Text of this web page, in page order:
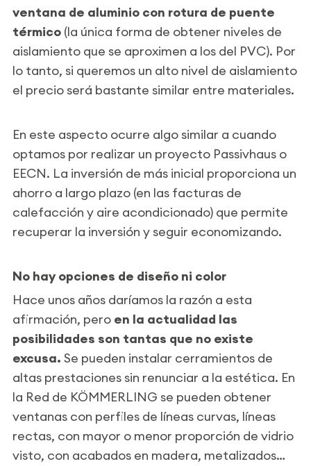
ventana de aluminio con rotura de puente
térmico(la única forma de obtener niveles de
aislamiento que se aproximen a los del PVC). Por
lo tanto, si queremos un alto nivel de aislamiento
el precio será bastante similar entre materiales.
En este aspecto ocurre algo similar a cuando
optamos por realizar un proyecto Passivhaus o
EECN. La inversión de más inicial proporciona un
ahorro a largo plazo (en las facturas de
calefacción y aire acondicionado) que permite
recuperar la inversión y seguir economizando.
No hay opciones de diseño ni color
Hace unos años daríamos la razón a esta
afirmación, pero en la actualidad las
posibilidades son tantas que no existe
excusa. Se pueden instalar cerramientos de
altas prestaciones sin renunciar a la estética. En
la Red de KÖMMERLING se pueden obtener
ventanas con perfiles de líneas curvas, líneas
rectas, con mayor o menor proporción de vidrio
visto, con acabados en madera, metalizados…